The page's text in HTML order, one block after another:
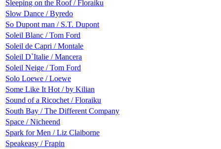
Sleeping on the Roof / Floraiku
Slow Dance / Byredo
So Dupont man / S.T. Dupont
Soleil Blanc / Tom Ford
Soleil de Capri / Montale
Soleil D`Italie / Mancera
Soleil Neige / Tom Ford
Solo Loewe / Loewe
Some Like It Hot / by Kilian
Sound of a Ricochet / Floraiku
South Bay / The Different Company
Space / Nicheend
Spark for Men / Liz Claiborne
Speakeasy / Frapin